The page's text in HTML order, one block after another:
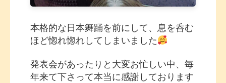
本格的な日本舞踊を前にして、息を呑む
ほど惚れ惚れしてしまいました
発表会があったりと大変お忙しい中、毎
年来て下さって本当に感謝しております